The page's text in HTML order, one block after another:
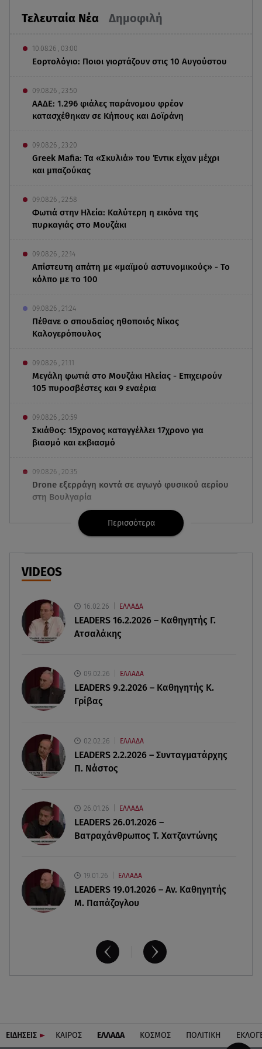
Τελευταία Νέα Δημοφιλή
10.08.26 , 03:00
Εορτολόγιο: Ποιοι γιορτάζουν στις 10 Αυγούστου
09.08.26 , 23:50
ΑΑΔΕ: 1.296 φιάλες παράνομου φρέον
κατασχέθηκαν σε Κήπους και Δοϊράνη
09.08.26 , 23:20
Greek Mafia: Τα «Σκυλιά» του Έντικ είχαν μέχρι
και μπαζούκας
09.08.26 , 22:58
Φωτιά στην Ηλεία: Καλύτερη η εικόνα της
πυρκαγιάς στο Μουζάκι
09.08.26 , 22:14
Απίστευτη απάτη με «μαϊμού αστυνομικούς» - Το
κόλπο με το 100
09.08.26 , 21:24
Πέθανε ο σπουδαίος ηθοποιός Νίκος
Καλογερόπουλος
09.08.26 , 21:11
Μεγάλη φωτιά στο Μουζάκι Ηλείας - Επιχειρούν
105 πυροσβέστες και 9 εναέρια
09.08.26 , 20:59
Σκιάθος: 15χρονος καταγγέλλει 17χρονο για
βιασμό και εκβιασμό
09.08.26 , 20:35
Drone εξερράγη κοντά σε αγωγό φυσικού αερίου
στη Βουλγαρία
09.08.26 , 20:29
«Ισλαμικό ΝΑΤΟ»: Τι σημαίνει η νέα συμμαχία για
την Ελλάδα
09.08.26 , 20:22
τη Σαουδική Αραβία
09.08.26 , 20:01
09.08.26 , 19:50
Πάρος: Ο πατέρας του 4χρονου στο Star – «Δεν
09.08.26 , 18:57
Σε εξέλιξη η πυρκαγιά στο Σπήλαιο Ορεστιάδας
Χρηστίδου για Κοντοβά: «Ελπίζω και στην
επόμενη ζωή να είμαστε κολλητές»
Περισσότερα
VIDEOS
16.02.26 ΕΛΛΑΔΑ
LEADERS 16.2.2026 – Καθηγητής Γ.
Ατσαλάκης
09.02.26 ΕΛΛΑΔΑ
LEADERS 9.2.2026 – Καθηγητής Κ.
Γρίβας
02.02.26 ΕΛΛΑΔΑ
LEADERS 2.2.2026 – Συνταγματάρχης
Π. Νάστος
26.01.26 ΕΛΛΑΔΑ
LEADERS 26.01.2026 –
Βατραχάνθρωπος Τ. Χατζαντώνης
19.01.26 ΕΛΛΑΔΑ
LEADERS 19.01.2026 – Αν. Καθηγητής
Μ. Παπάζογλου
ΕΙΔΗΣΕΙΣ ΚΑΙΡΟΣ ΕΛΛΑΔΑ ΚΟΣΜΟΣ ΠΟΛΙΤΙΚΗ